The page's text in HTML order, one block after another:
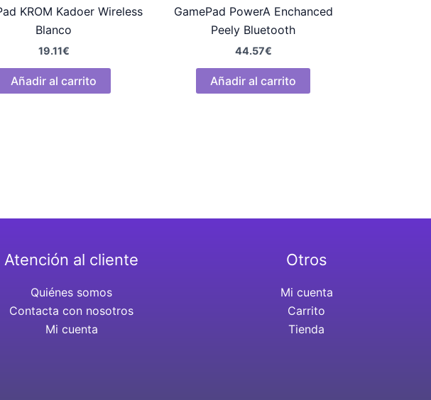
KROM Kadoer Wireless
Blanco
19.11€
Añadir al carrito
GamePad PowerA Enchanced
Peely Bluetooth
44.57€
Añadir al carrito
Atención al cliente
Quiénes somos
Contacta con nosotros
Mi cuenta
Otros
Mi cuenta
Carrito
Tienda